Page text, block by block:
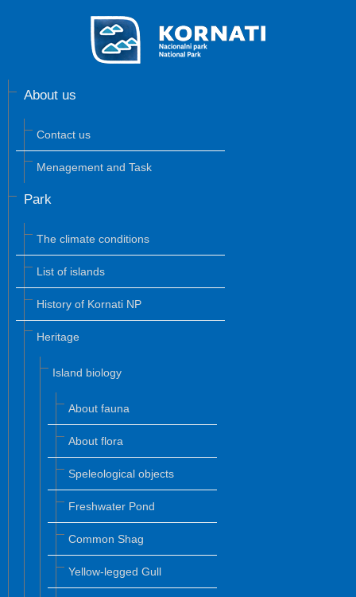
About us
Contact us
Menagement and Task
Park
The climate conditions
List of islands
History of Kornati NP
Heritage
Island biology
About fauna
About flora
Speleological objects
Freshwater Pond
Common Shag
Yellow-legged Gull